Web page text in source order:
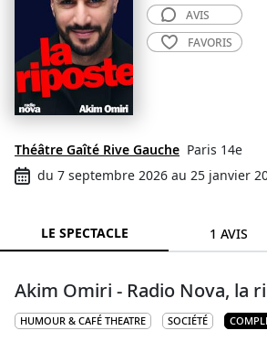
Théâtre Gaîté Rive Gauche Paris 14e
du 7 septembre 2026 au 25 janvier
AVIS
FAVORIS
LE SPECTACLE 1 AVIS
Akim Omiri - Radio Nova, la
HUMOUR & CAFÉ THEATRE SOCIÉTÉ